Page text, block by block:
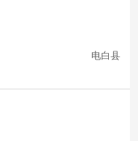
电白县